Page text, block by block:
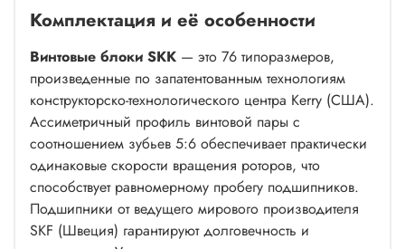
Комплектация и её особенности
Винтовые блоки SKK — это 76 типоразмеров,
произведенные по запатентованным технологиям
конструкторско-технологического центра Kerry (США).
Ассиметричный профиль винтовой пары с
соотношением зубьев 5:6 обеспечивает практически
одинаковые скорости вращения роторов, что
способствует равномерному пробегу подшипников.
Подшипники от ведущего мирового производителя
SKF (Швеция) гарантируют долговечность и